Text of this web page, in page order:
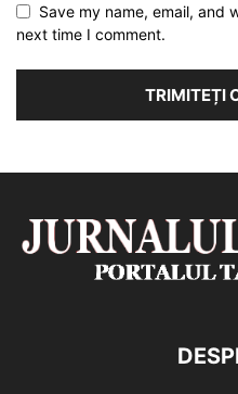
Save my name, email, and
next time I comment.